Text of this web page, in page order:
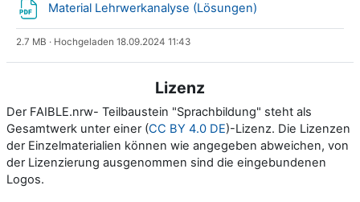
Material Lehrwerkanalyse (Lösungen)
2.7 MB · Hochgeladen 18.09.2024 11:43
Lizenz
Der FAIBLE.nrw- Teilbaustein "Sprachbildung" steht als
Gesamtwerk unter einer (CC BY 4.0 DE)-Lizenz. Die Lizenzen
der Einzelmaterialien können wie angegeben abweichen, von
der Lizenzierung ausgenommen sind die eingebundenen
Logos.